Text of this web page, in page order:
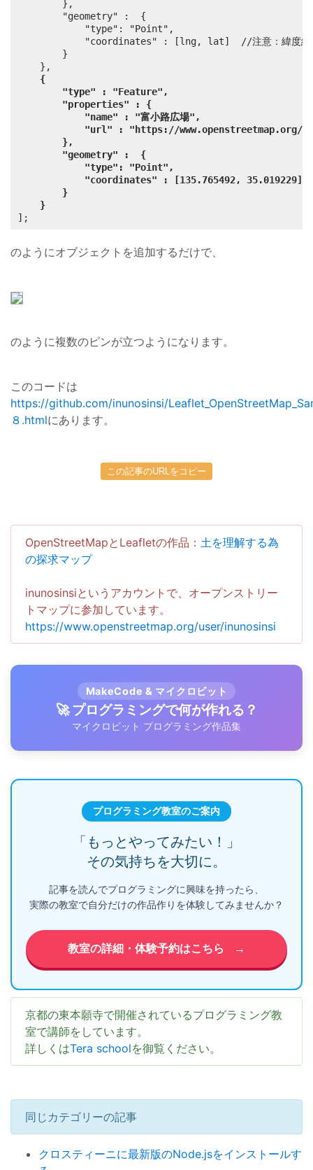
{
"type" : "Feature",
"properties" : {
"name" : "富小路広場",
"url" : "https://www.openstreetmap.org/
},
"geometry" :  {
"type": "Point",
"coordinates" : [135.765492, 35.019229]
}
}
];
のようにオブジェクトを追加するだけで、
のように複数のピンが立つようになります。
このコードは
https://github.com/inunosinsi/
８.htmlにあります。
この記事のURLをコピー
OpenStreetMapとLeafletの作品： 土を理解する為
の探求マップ
inunosinsiというアカウントで、オープンストリー
トマップに参加しています。
https://www.openstreetmap.org/user/inunosinsi
MakeCode & マイクロビット
🚀 プログラミングで何が作れる？
マイクロビット プログラミング作品集
プログラミング教室のご案内
「もっとやってみたい！」
その気持ちを大切に。
記事を読んでプログラミングに興味を持ったら、
実際の教室で自分だけの作品作りを体験してみませんか？
教室の詳細・体験予約はこちら →
京都の東本願寺で開催されているプログラミング教
室で講師をしています。
詳しくはTera schoolを御覧ください。
同じカテゴリーの記事
クロスティーニに最新版のNode.jsをインストールす